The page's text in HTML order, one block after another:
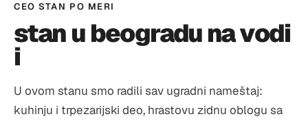
CEO STAN PO MERI
stan u beogradu na vodi
i
U ovom stanu smo radili sav ugradni nameštaj:
kuhinju i trpezarijski deo, hrastovu zidnu oblogu sa